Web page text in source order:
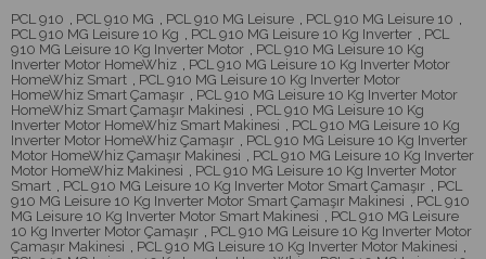
PCL 910 , PCL 910 MG , PCL 910 MG Leisure , PCL 910 MG Leisure 10 ,
PCL 910 MG Leisure 10 Kg , PCL 910 MG Leisure 10 Kg Inverter , PCL
910 MG Leisure 10 Kg Inverter Motor , PCL 910 MG Leisure 10 Kg
Inverter Motor HomeWhiz , PCL 910 MG Leisure 10 Kg Inverter Motor
HomeWhiz Smart , PCL 910 MG Leisure 10 Kg Inverter Motor
HomeWhiz Smart Çamaşır , PCL 910 MG Leisure 10 Kg Inverter Motor
HomeWhiz Smart Çamaşır Makinesi , PCL 910 MG Leisure 10 Kg
Inverter Motor HomeWhiz Smart Makinesi , PCL 910 MG Leisure 10 Kg
Inverter Motor HomeWhiz Çamaşır , PCL 910 MG Leisure 10 Kg Inverter
Motor HomeWhiz Çamaşır Makinesi , PCL 910 MG Leisure 10 Kg Inverter
Motor HomeWhiz Makinesi , PCL 910 MG Leisure 10 Kg Inverter Motor
Smart , PCL 910 MG Leisure 10 Kg Inverter Motor Smart Çamaşır , PCL
910 MG Leisure 10 Kg Inverter Motor Smart Çamaşır Makinesi , PCL 910
MG Leisure 10 Kg Inverter Motor Smart Makinesi , PCL 910 MG Leisure
10 Kg Inverter Motor Çamaşır , PCL 910 MG Leisure 10 Kg Inverter Motor
Çamaşır Makinesi , PCL 910 MG Leisure 10 Kg Inverter Motor Makinesi ,